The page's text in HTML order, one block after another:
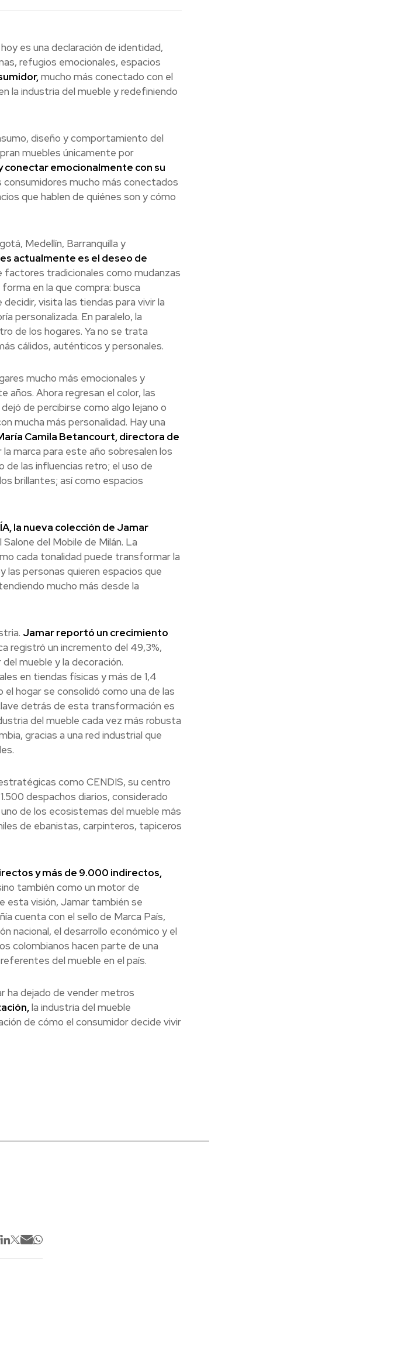
es una declaración de identidad,
refugios emocionales, espacios
mucho más conectado con el
la industria del mueble y redefiniendo
diseño y comportamiento del
muebles únicamente por
conectar emocionalmente con su
consumidores mucho más conectados
que hablen de quiénes son y cómo
Medellín, Barranquilla y
actualmente es el deseo de
factores tradicionales como mudanzas
en la que compra: busca
visita las tiendas para vivir la
personalizada. En paralelo, la
de los hogares. Ya no se trata
cálidos, auténticos y personales.
mucho más emocionales y
años. Ahora regresan el color, las
de percibirse como algo lejano o
mucha más personalidad. Hay una
Camila Betancourt, directora de
marca para este año sobresalen los
de las influencias retro; el uso de
brillantes; así como espacios
la nueva colección de Jamar
del Mobile de Milán. La
cada tonalidad puede transformar la
las personas quieren espacios que
mucho más desde la
Jamar reportó un crecimiento
registró un incremento del 49,3%,
mueble y la decoración.
en tiendas físicas y más de 1,4
hogar se consolidó como una de las
detrás de esta transformación es
del mueble cada vez más robusta
gracias a una red industrial que
como CENDIS, su centro
despachos diarios, considerado
de los ecosistemas del mueble más
de ebanistas, carpinteros, tapiceros
y más de 9.000 indirectos,
también como un motor de
esta visión, Jamar también se
cuenta con el sello de Marca País,
nacional, el desarrollo económico y el
colombianos hacen parte de una
del mueble en el país.
ha dejado de vender metros
la industria del mueble
de cómo el consumidor decide vivir